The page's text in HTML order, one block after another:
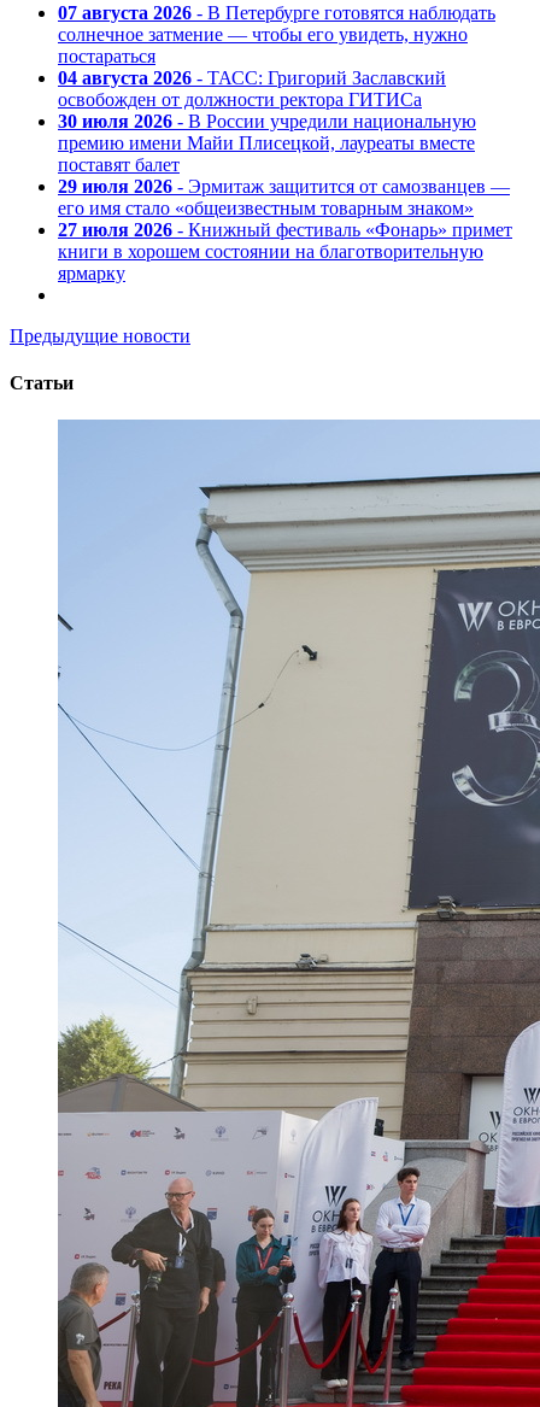
07 августа 2026 - В Петербурге готовятся наблюдать
солнечное затмение — чтобы его увидеть, нужно
постараться
04 августа 2026 - ТАСС: Григорий Заславский
освобожден от должности ректора ГИТИСа
30 июля 2026 - В России учредили национальную
премию имени Майи Плисецкой, лауреаты вместе
поставят балет
29 июля 2026 - Эрмитаж защитится от самозванцев —
его имя стало «общеизвестным товарным знаком»
27 июля 2026 - Книжный фестиваль «Фонарь» примет
книги в хорошем состоянии на благотворительную
ярмарку
Предыдущие новости
Статьи